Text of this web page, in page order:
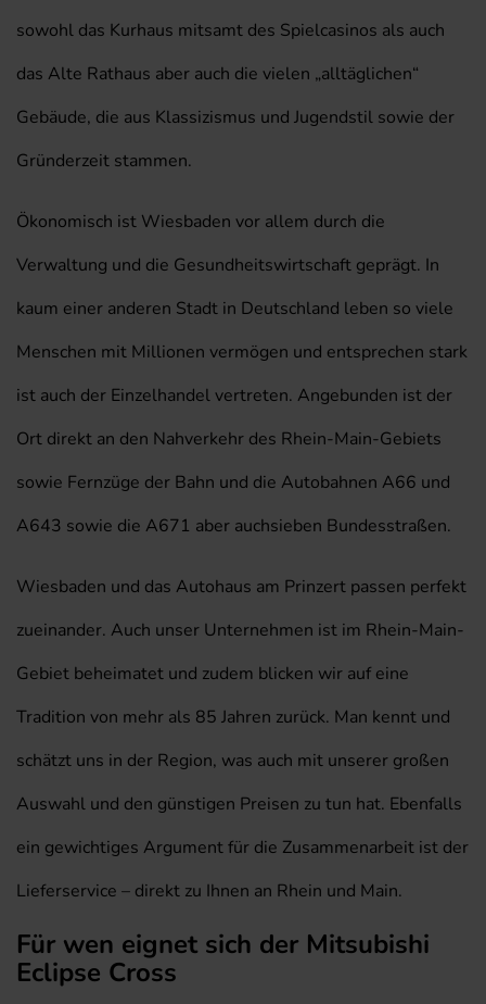
sowohl das Kurhaus mitsamt des Spielcasinos als auch
das Alte Rathaus aber auch die vielen „alltäglichen“
Gebäude, die aus Klassizismus und Jugendstil sowie der
Gründerzeit stammen.
Ökonomisch ist Wiesbaden vor allem durch die
Verwaltung und die Gesundheitswirtschaft geprägt. In
kaum einer anderen Stadt in Deutschland leben so viele
Menschen mit Millionen vermögen und entsprechen stark
ist auch der Einzelhandel vertreten. Angebunden ist der
Ort direkt an den Nahverkehr des Rhein-Main-Gebiets
sowie Fernzüge der Bahn und die Autobahnen A66 und
A643 sowie die A671 aber auchsieben Bundesstraßen.
Wiesbaden und das Autohaus am Prinzert passen perfekt
zueinander. Auch unser Unternehmen ist im Rhein-Main-
Gebiet beheimatet und zudem blicken wir auf eine
Tradition von mehr als 85 Jahren zurück. Man kennt und
schätzt uns in der Region, was auch mit unserer großen
Auswahl und den günstigen Preisen zu tun hat. Ebenfalls
ein gewichtiges Argument für die Zusammenarbeit ist der
Lieferservice – direkt zu Ihnen an Rhein und Main.
Für wen eignet sich der Mitsubishi
Eclipse Cross